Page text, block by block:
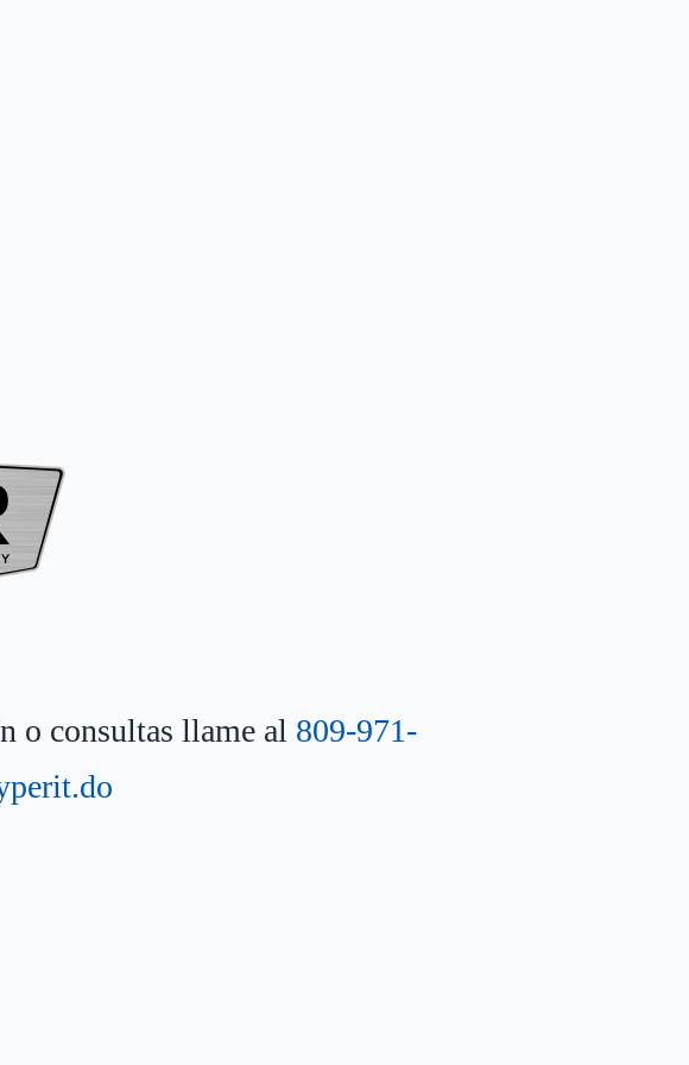
o consultas llame al 809-971-